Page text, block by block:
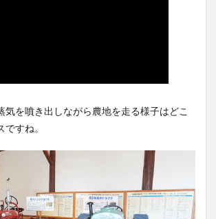
気を噴き出しながら農地を走る様子はどこ
すね。